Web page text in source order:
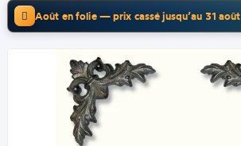
Août en folie — prix cassé jusqu’au 31 août